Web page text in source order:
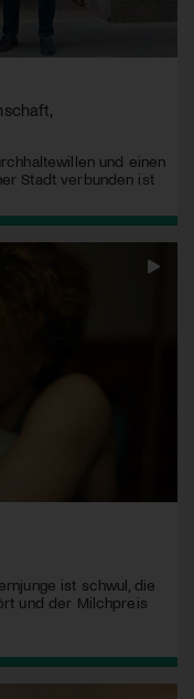
und einen
Stadt verbunden ist
ist schwul, die
und der Milchpreis